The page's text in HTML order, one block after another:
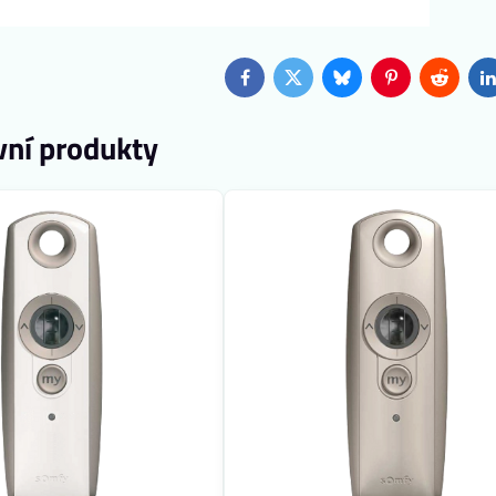
FacebookTwitterBlueskyPinterestReddit
produkty